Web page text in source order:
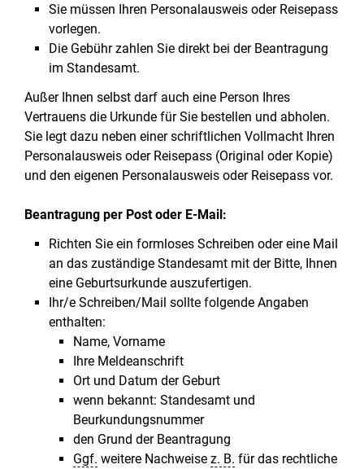
Sie müssen Ihren Personalausweis oder Reisepass
vorlegen.
Die Gebühr zahlen Sie direkt bei der Beantragung
im Standesamt.
Außer Ihnen selbst darf auch eine Person Ihres
Vertrauens die Urkunde für Sie bestellen und abholen.
Sie legt dazu neben einer schriftlichen Vollmacht Ihren
Personalausweis oder Reisepass (Original oder Kopie)
und den eigenen Personalausweis oder Reisepass vor.
Beantragung per Post oder E-Mail:
Richten Sie ein formloses Schreiben oder eine Mail
an das zuständige Standesamt mit der Bitte, Ihnen
eine Geburtsurkunde auszufertigen.
Ihr/e Schreiben/Mail sollte folgende Angaben
enthalten:
Name, Vorname
Ihre Meldeanschrift
Ort und Datum der Geburt
wenn bekannt: Standesamt und
Beurkundungsnummer
den Grund der Beantragung
Ggf. weitere Nachweise z. B. für das rechtliche